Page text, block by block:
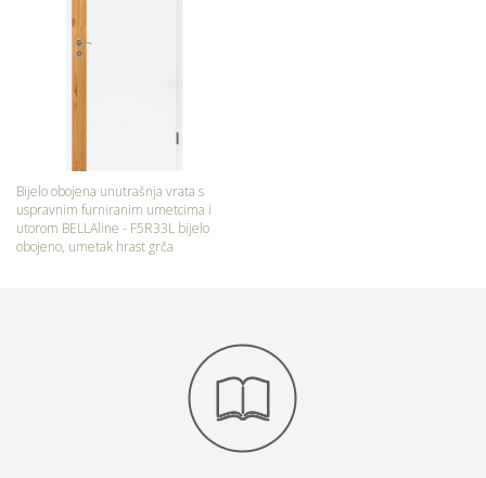
Bijelo obojena unutrašnja vrata s
uspravnim furniranim umetcima i
utorom BELLAline - F5R33L bijelo
obojeno, umetak hrast grča